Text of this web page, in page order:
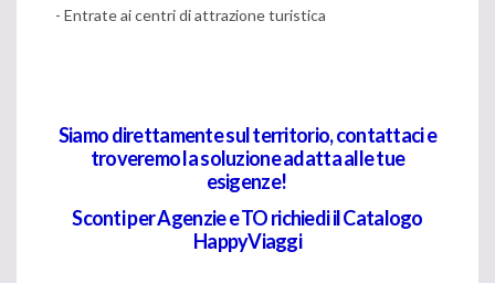
- Entrate ai centri di attrazione turistica
Siamo direttamente sul territorio, contattaci e
troveremo la soluzione adatta alle tue
esigenze!
Sconti per Agenzie e TO richiedi il Catalogo
HappyViaggi